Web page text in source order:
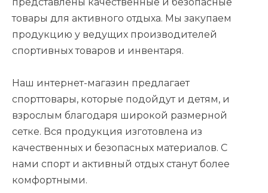
товары для активного отдыха. Мы закупаем
продукцию у ведущих производителей
спортивных товаров и инвентаря.
Наш интернет-магазин предлагает
спорттовары, которые подойдут и детям, и
взрослым благодаря широкой размерной
сетке. Вся продукция изготовлена из
качественных и безопасных материалов. С
нами спорт и активный отдых станут более
комфортными.